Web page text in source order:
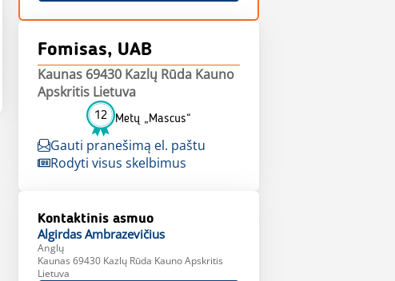
Fomisas, UAB
Kaunas 69430 Kazlų Rūda Kauno
Apskritis Lietuva
12 Metų „Mascus“
Gauti pranešimą el. paštu
Rodyti visus skelbimus
Kontaktinis asmuo
Algirdas Ambrazevičius
Anglų
Kaunas 69430 Kazlų Rūda Kauno Apskritis
Lietuva